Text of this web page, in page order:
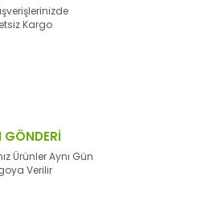
Kargo
GÖNDERİ
Ürünler Aynı Gün
Verilir